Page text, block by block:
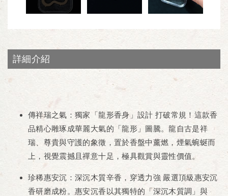
詳細介紹
傳祥瑞之氣：獨家「龍形香身」設計 打破常規！這款香
品精心雕琢成華麗大氣的「龍形」圖騰。龍自古是祥
瑞、尊貴與守護的象徵，置於香盤中薰燃，煙氣蜿蜒而
上，視覺震撼且禪意十足，極具觀賞與靈性價值。
珍稀惠安沉：深沉木質辛香，穿透力強 嚴選頂級惠安沉
香研磨成粉。惠安沉香以其獨特的「深沉木質調」與